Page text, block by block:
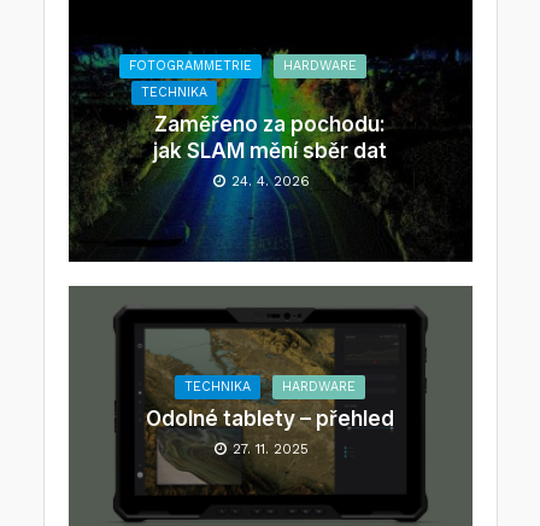
FOTOGRAMMETRIE
HARDWARE
TECHNIKA
Zaměřeno za pochodu:
jak SLAM mění sběr dat
24. 4. 2026
TECHNIKA HARDWARE
Odolné tablety – přehled
27. 11. 2025